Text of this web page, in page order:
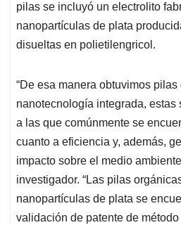
pilas se incluyó un electrolito
nanopartículas de plata
disueltas en polietilengricol.
“De esa manera obtuvimos
nanotecnología integrada, estas
a las que comúnmente se
cuanto a eficiencia y, además,
impacto sobre el medio
investigador. “Las pilas
nanopartículas de plata se
validación de patente de